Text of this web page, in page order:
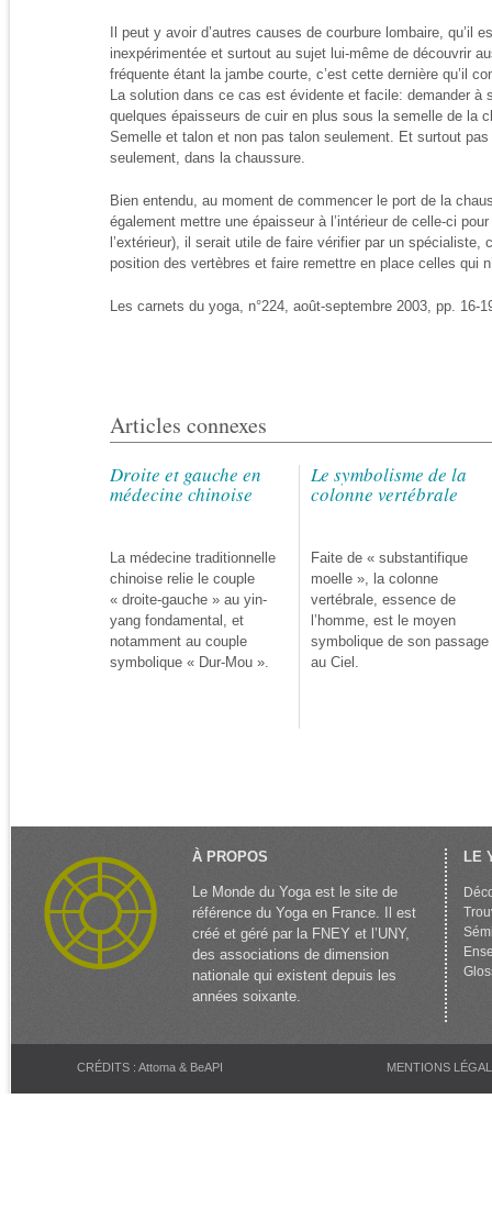
Il peut y avoir d’autres causes de courbure lombaire, qu’il
inexpérimentée et surtout au sujet lui-même de découvrir
fréquente étant la jambe courte, c’est cette dernière qu’il
La solution dans ce cas est évidente et facile: demander à
quelques épaisseurs de cuir en plus sous la semelle de la
Semelle et talon et non pas talon seulement. Et surtout pas
seulement, dans la chaussure.
Bien entendu, au moment de commencer le port de la
également mettre une épaisseur à l’intérieur de celle-ci
l’extérieur), il serait utile de faire vérifier par un spécialiste,
position des vertèbres et faire remettre en place celles qui
Les carnets du yoga, n°224, août-septembre 2003, pp. 16-
Articles connexes
Droite et gauche en
médecine chinoise
La médecine traditionnelle
chinoise relie le couple
« droite-gauche » au yin-
yang fondamental, et
notamment au couple
symbolique « Dur-Mou ».
Le symbolisme de la
colonne vertébrale
Faite de « substantifique
moelle », la colonne
vertébrale, essence de
l’homme, est le moyen
symbolique de son passage
au Ciel.
À PROPOS
Le Monde du Yoga est le site de
référence du Yoga en France. Il est
créé et géré par la FNEY et l’UNY,
des associations de dimension
nationale qui existent depuis les
années soixante.
LE
CRÉDITS : Attoma & BeAPI MENTIONS